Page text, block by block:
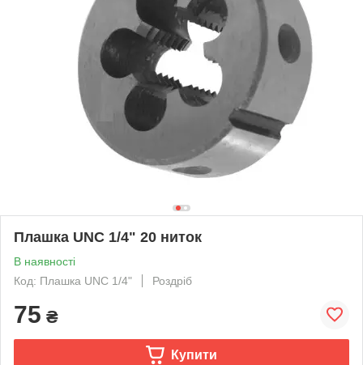
Плашка UNC 1/4" 20 ниток
В наявності
Код: Плашка UNC 1/4"
Роздріб
75 ₴
Купити